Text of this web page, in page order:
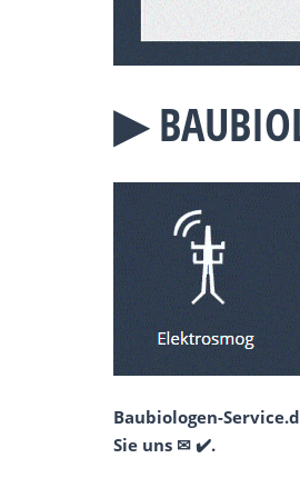
▶︎
Baubiologen-
Sie uns ✉ ✔️.